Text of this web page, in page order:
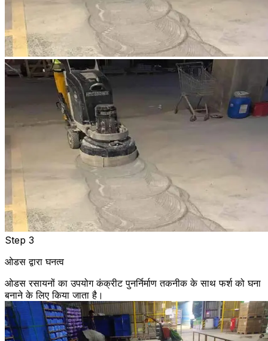
Step 3
ओडस द्वारा घनत्व
ओडस रसायनों का उपयोग कंक्रीट पुनर्निर्माण तकनीक के साथ फर्श को घना
बनाने के लिए किया जाता है।